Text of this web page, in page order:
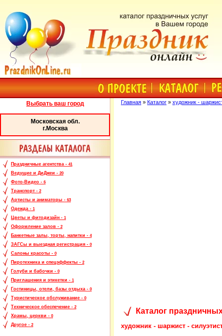
Выбрать ваш город
Московская обл.
г.Москва
Праздничные агентства - 41
Ведущие и ДиДжеи - 20
Фото-Видео - 6
Транспорт - 2
Артисты и аниматоры - 63
Одежда - 1
Цветы и фитодизайн - 1
Оформление залов - 2
Банкетные залы, торты, напитки - 4
ЗАГСы и выездная регистрация - 0
Салоны красоты - 0
Пиротехника и спецэффекты - 2
Голуби и бабочки - 0
Приглашения и этикетки - 1
Гостиницы, отели, базы отдыха - 0
Туристическое обслуживание - 0
Техническое обеспечение - 2
Храмы, церкви - 0
Другое - 2
Главная » Каталог » художник -
Каталог
художник - шаржист -